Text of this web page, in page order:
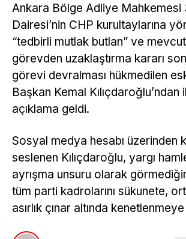
Ankara Bölge Adliye Mahkemesi
Dairesi’nin CHP kurultaylarına
“tedbirli mutlak butlan” ve
görevden uzaklaştırma kararı
görevi devralması hükmedilen
Başkan Kemal Kılıçdaroğlu’ndan
açıklama geldi.
Sosyal medya hesabı üzerinden
seslenen Kılıçdaroğlu, yargı
ayrışma unsuru olarak
tüm parti kadrolarını sükunete,
asırlık çınar altında